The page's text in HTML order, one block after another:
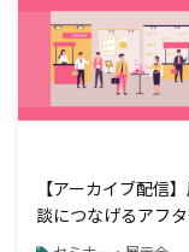
【アーカイブ配信
談につなげるアフ